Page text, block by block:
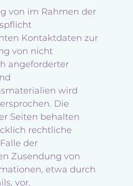
von im Rahmen der
Kontaktdaten zur
von nicht
angeforderter
wird
Die
Seiten behalten
rechtliche
der
Zusendung von
etwa durch
vor.